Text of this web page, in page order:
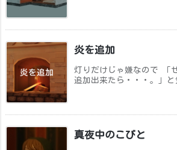
炎を追加
灯りだけじゃ嫌なので 「
追加出来たら・・・。」
真夜中のこびと